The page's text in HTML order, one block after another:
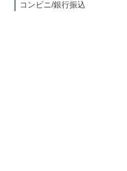
コンビニ/銀行振込